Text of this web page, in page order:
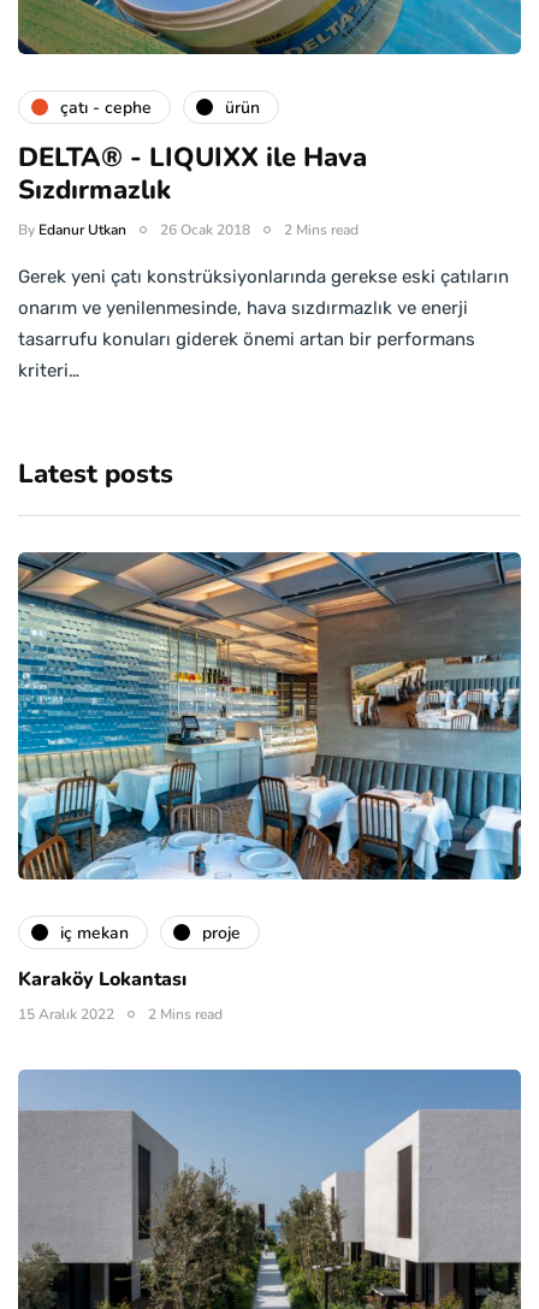
çatı - cephe ürün
DELTA® - LIQUIXX ile Hava
Sızdırmazlık
By Edanur Utkan 26 Ocak 2018 2 Mins read
Gerek yeni çatı konstrüksiyonlarında gerekse eski çatıların
onarım ve yenilenmesinde, hava sızdırmazlık ve enerji
tasarrufu konuları giderek önemi artan bir performans
kriteri…
Latest posts
i̇ç mekan proje
Karaköy Lokantası
15 Aralık 2022 2 Mins read